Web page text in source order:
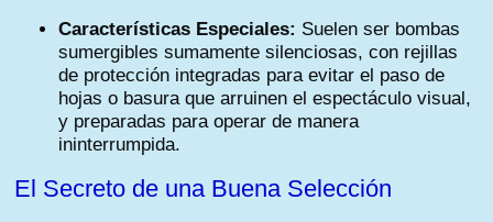
Características Especiales: Suelen ser bombas
sumergibles sumamente silenciosas, con rejillas
de protección integradas para evitar el paso de
hojas o basura que arruinen el espectáculo visual,
y preparadas para operar de manera
ininterrumpida.
El Secreto de una Buena Selección